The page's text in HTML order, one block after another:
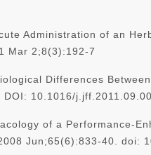
Administration of an
Mar 2;8(3):192-7
Differences
10.1016/
of a Performance-
Jun;65(6):833-40. doi: